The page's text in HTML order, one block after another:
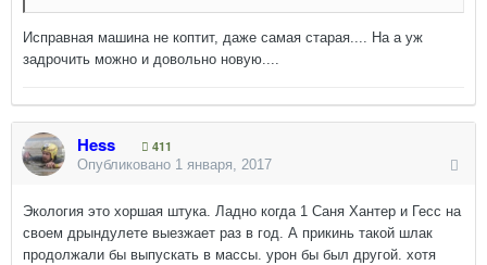
Исправная машина не коптит, даже самая старая.... На а уж
задрочить можно и довольно новую....
Hess
411
Опубликовано 1 января, 2017
Экология это хоршая штука. Ладно когда 1 Саня Хантер и Гесс на
своем дрындулете выезжает раз в год. А прикинь такой шлак
продолжали бы выпускать в массы. урон бы был другой. хотя